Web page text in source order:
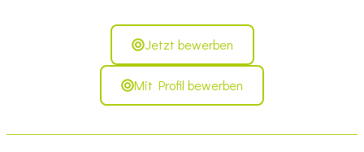
Jetzt bewerben
Mit Profil bewerben